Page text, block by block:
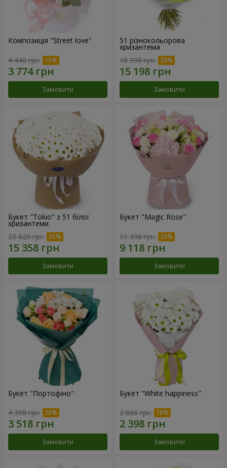
Композиція "Street love"
4 440 грн
Замовити
51 різнокольорова
хризантема
18 998 грн
Замовити
Букет "Tokio" з 51 білої
хризантеми
23 629 грн
Замовити
Букет "Magic Rose"
11 398 грн
Замовити
Букет "Портофіно"
4 398 грн
Замовити
Букет "White happiness"
2 666 грн
Замовити